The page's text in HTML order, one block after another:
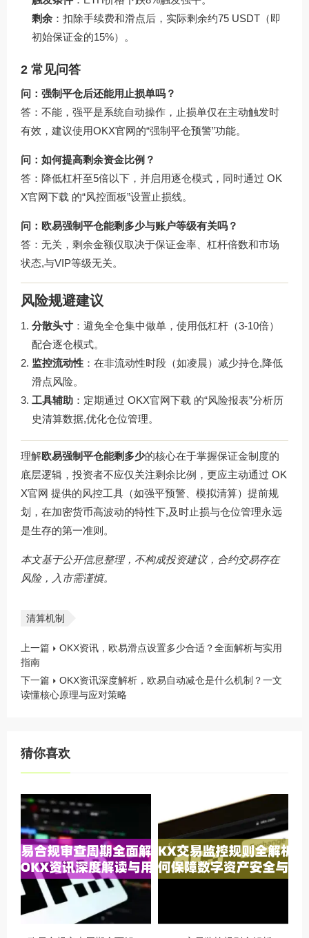
剩余：扣除手续费和滑点后，实际剩余约75 USDT（即
初始保证金的15%）。
2 常见问答
问：强制平仓后还能用止损单吗？
答：不能，强平是系统自动操作，止损单仅在主动触发时
有效，建议使用OKX官网的“强制平仓预警”功能。
问：如何提高剩余资金比例？
答：降低杠杆至5倍以下，并启用逐仓模式，同时通过 OK
X官网下载 的“风控面板”设置止损线。
问：欧易强制平仓能剩多少与账户等级有关吗？
答：无关，剩余金额仅取决于保证金率、杠杆倍数和市场
状态,与VIP等级无关。
风险规避建议
分散头寸 ：避免全仓集中做单，使用低杠杆（3-10倍）
配合逐仓模式。
监控流动性 ：在非流动性时段（如凌晨）减少持仓,降低
滑点风险。
工具辅助 ：定期通过 OKX官网下载 的“风险报表”分析历
史清算数据,优化仓位管理。
理解欧易强制平仓能剩多少的核心在于掌握保证金制度的
底层逻辑，投资者不应仅关注剩余比例，更应主动通过 OK
X官网 提供的风控工具（如强平预警、模拟清算）提前规
划，在加密货币高波动的特性下,及时止损与仓位管理永远
是生存的第一准则。
本文基于公开信息整理，不构成投资建议，合约交易存在
风险，入市需谨慎。
清算机制
上一篇
OKX资讯，欧易滑点设置多少合适？全面解析与实用
指南
下一篇
OKX资讯深度解析，欧易自动减仓是什么机制？一文
读懂核心原理与应对策略
猜你喜欢